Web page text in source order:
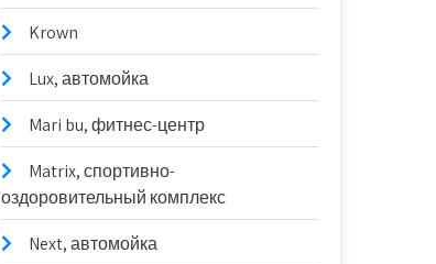
Krown
Lux, автомойка
Mari bu, фитнес-центр
Matrix, спортивно-
оздоровительный комплекс
Next, автомойка